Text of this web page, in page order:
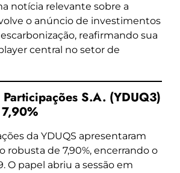
notícia relevante sobre a
o anúncio de investimentos
reafirmando sua
central no setor de
S.A. (YDUQ3)
da YDUQS apresentaram
robusta de 7,90%, encerrando o
O papel abriu a sessão em